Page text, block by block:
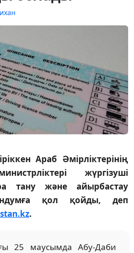
Араб Әмірліктерінің
жүргізуші
тану және айырбастау
қол қойды, деп
.
25 маусымда Абу-Даби